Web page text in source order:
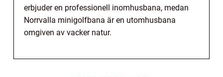
erbjuder en professionell inomhusbana, medan
Norrvalla minigolfbana är en utomhusbana
omgiven av vacker natur.